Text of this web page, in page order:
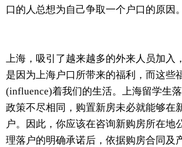
口的人总想为自己争取一个户口的原因。
上海，吸引了越来越多的外来人员加入
是因为上海户口所带来的福利，而这些
(influence)着我们的生活。上海留学生
政策不尽相同，购置新房未必就能够在
户。因此，你应该在咨询新购房所在地
理落户的明确承诺后，依据购房合同及